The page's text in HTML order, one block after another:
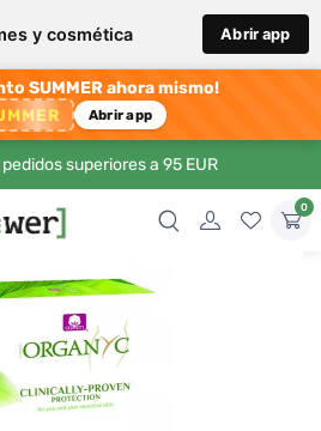
y cosmética Abrir app
SUMMER ahora mismo!
Abrir app
superiores a 95 EUR
0